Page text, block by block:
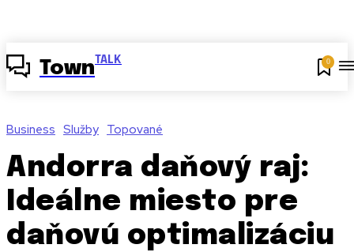
Town TALK 0
Business Služby Topované
Andorra daňový raj:
Ideálne miesto pre
daňovú optimalizáciu